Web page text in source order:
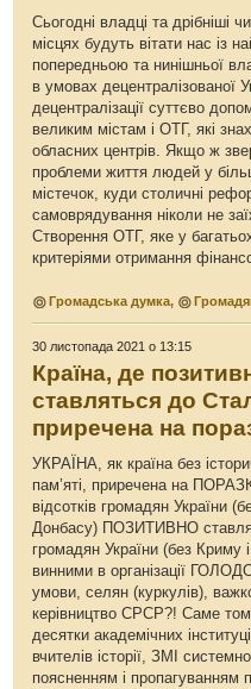
Сьогодні владці та дрібніші
місцях будуть вітати нас із
попередньою та нинішньої
в умовах децентралізованої
децентралізації суттєво
великим містам і ОТГ, які
обласних центрів. Якщо ж
проблеми життя людей у
містечок, куди столичні
самоврядування ніколи не
Створення ОТГ, яке у
критеріями отримання
Громадська думка,
30 листопада 2021 о 13:15
Країна, де
ставляться до
приречена на
УКРАЇНА, як країна без
пам’яті, приречена на
відсотків громадян України
Донбасу) ПОЗИТИВНО
громадян України (без Криму
винними в організації
умови, селян (куркулів),
керівництво СРСР?! Саме
десятки академічних
вчителів історії, ЗМІ
поясненням і пропагуванням